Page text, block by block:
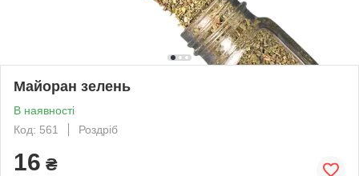
Майоран зелень
В наявності
Код: 561
Роздріб
16 ₴